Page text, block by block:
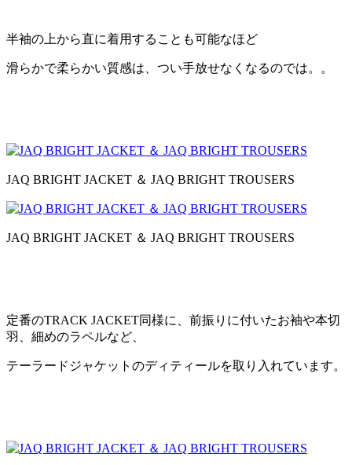
半袖の上から直に着用することも可能なほど
滑らかで柔らかい質感は、つい手放せなくなるのでは。。
JAQ BRIGHT JACKET ＆ JAQ BRIGHT TROUSERS
JAQ BRIGHT JACKET ＆ JAQ BRIGHT TROUSERS
定番のTRACK JACKET同様に、前振りに付いたお袖や本切
羽、細めのラペルなど、
テーラードジャケットのディティールを取り入れています。